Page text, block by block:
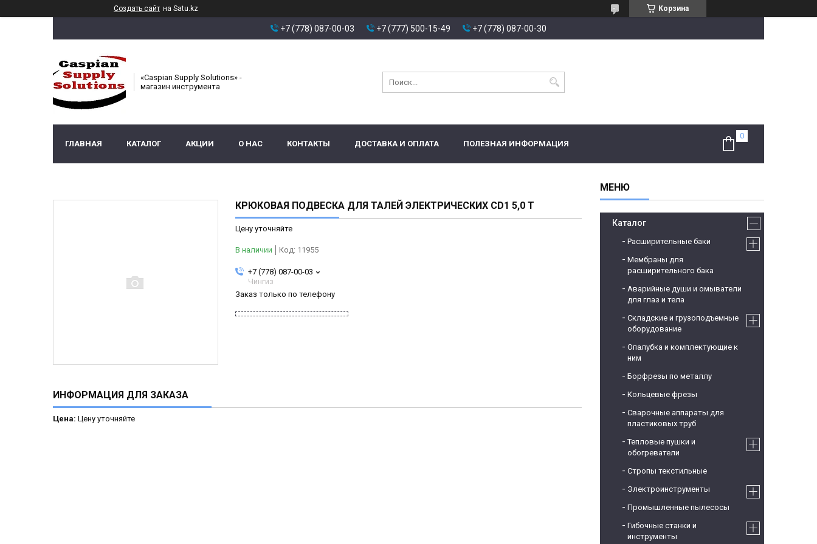
Создать сайт на Satu.kz Корзина
+7 (778) 087-00-03 +7 (777) 500-15-49 +7 (778) 087-00-30
«Caspian Supply Solutions» -
магазин инструмента
ГЛАВНАЯ КАТАЛОГ АКЦИИ О НАС КОНТАКТЫ ДОСТАВКА И ОПЛАТА ПОЛЕЗНАЯ ИНФОРМАЦИЯ
КРЮКОВАЯ ПОДВЕСКА ДЛЯ ТАЛЕЙ ЭЛЕКТРИЧЕСКИХ CD1 5,0 Т
Цену уточняйте
В наличии Код: 11955
+7 (778) 087-00-03
Чингиз
Заказ только по телефону
ИНФОРМАЦИЯ ДЛЯ ЗАКАЗА
Цена: Цену уточняйте
Каталог
Расширительные баки
Мембраны для
расширительного бака
Аварийные души и омыватели
для глаз и тела
Складские и грузоподъемные
оборудование
Опалубка и комплектующие к
ним
Борфрезы по металлу
Кольцевые фрезы
Сварочные аппараты для
пластиковых труб
Тепловые пушки и
обогреватели
Стропы текстильные
Электроинструменты
Промышленные пылесосы
Гибочные станки и
инструменты